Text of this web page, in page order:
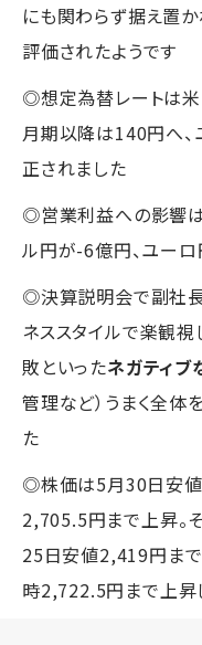
にも関わらず据え置
評価されたようです
◎想定為替レートは
月期以降は140円へ
正されました
◎営業利益への影響
ル円が-6億円、ユー
◎決算説明会で副社
ネススタイルで楽観視
敗といったネガティ
管理など）うまく全体
た
◎株価は5月30日安
2,705.5円まで上昇。
25日安値2,419円まで
時2,722.5円まで上昇